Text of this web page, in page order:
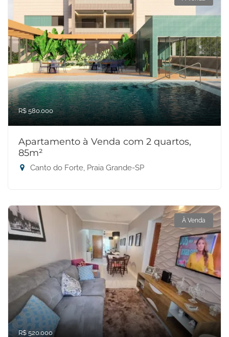
R$ 580.000
Apartamento à Venda com 2 quartos,
85m²
Canto do Forte, Praia Grande-SP
À Venda
R$ 520.000